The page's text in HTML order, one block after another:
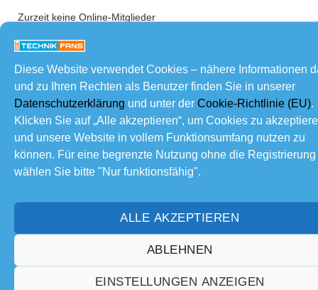
Diese Website verwendet Cookies – nähere Informationen
und zu Ihren Rechten als Benutzer finden Sie in unserer
Datenschutzerklärung und unter der Cookie-Richtlinie (EU).
Klicken Sie auf „Alle akzeptieren“, um Cookies zu
und unsere Website in vollem Funktionsumfang nutzen zu
können. Für eine begrenzte Nutzung ohne die Registrierung
wählen Sie bitte "Nur funktionsfähig".
ALLE AKZEPTIEREN
ABLEHNEN
EINSTELLUNGEN ANZEIGEN
Zurzeit keine Online-Mitglieder
Mach mit!
Neueste Beiträge
RE: Sonnenfinsternis
Wieso das? SoFi ist tendenziell eher nix für die
RE: Sonnenfinsternis
VonJaninez,Vor 1 Tag